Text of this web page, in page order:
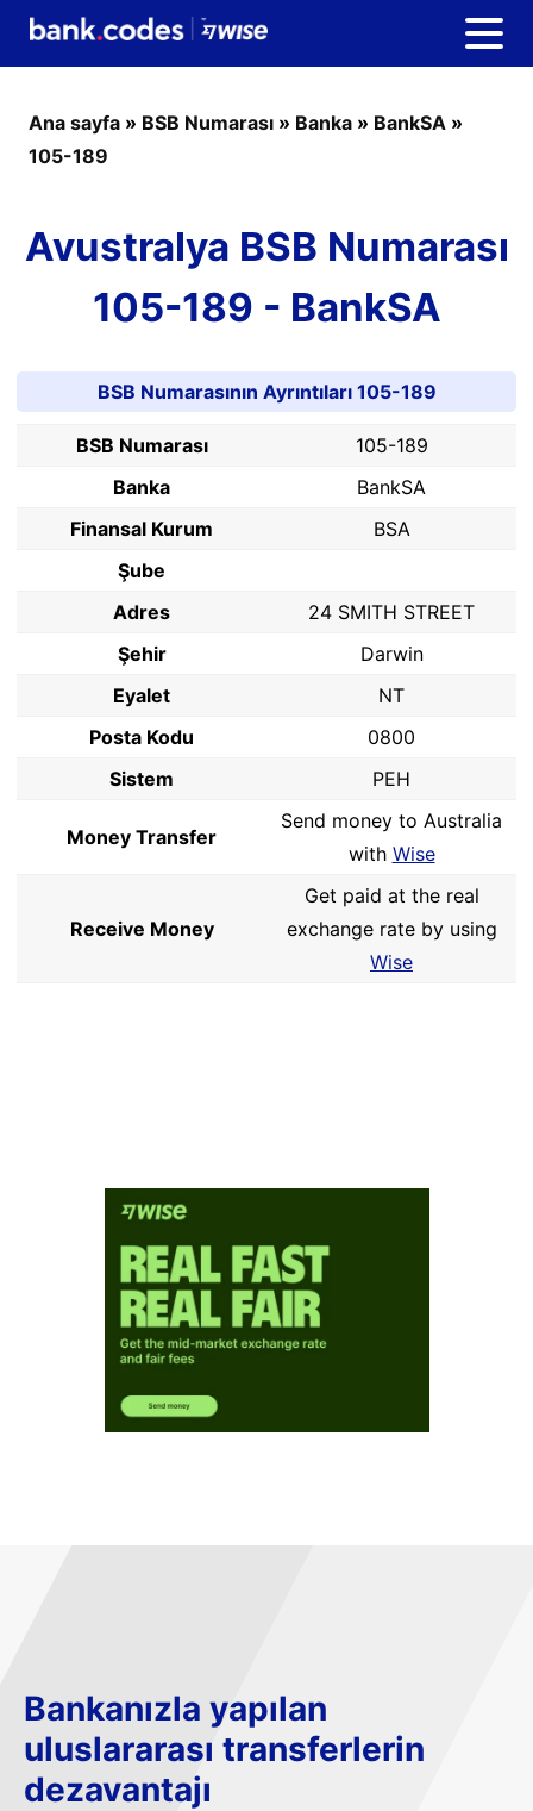
Ana sayfa » BSB Numarası » Banka » BankSA »
105-189
Avustralya BSB Numarası
105-189 - BankSA
BSB Numarasının Ayrıntıları 105-189
BSB Numarası
105-189
Banka
BankSA
Finansal Kurum
BSA
Şube
Adres
24 SMITH STREET
Şehir
Darwin
Eyalet
NT
Posta Kodu
0800
Sistem
PEH
Money Transfer
Send money to Australia
with Wise
Receive Money
Get paid at the real
exchange rate by using
Wise
Bankanızla yapılan
uluslararası transferlerin
dezavantajı